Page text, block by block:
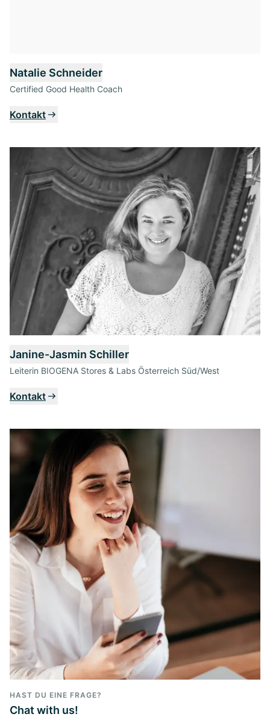
Natalie Schneider
Certified Good Health Coach
Kontakt
Janine-Jasmin Schiller
Leiterin BIOGENA Stores & Labs Österreich Süd/West
Kontakt
HAST DU EINE FRAGE?
Chat with us!